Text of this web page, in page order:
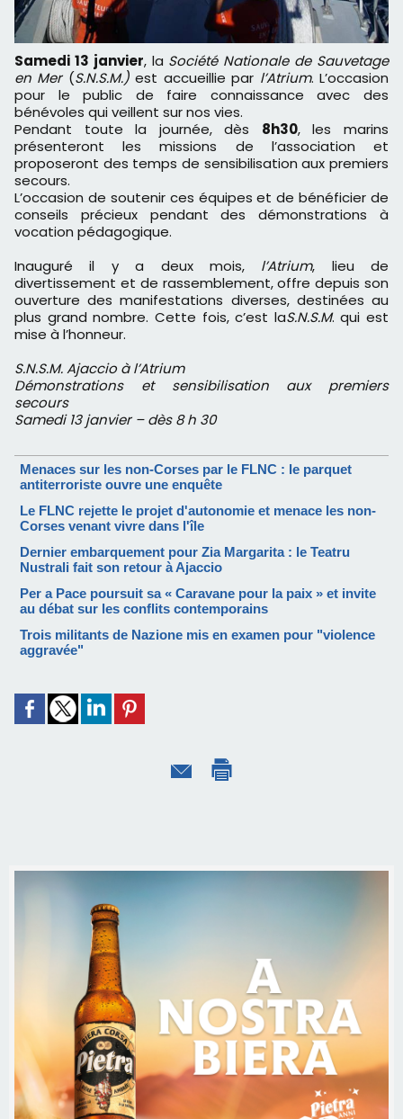
Samedi 13 janvier, la Société Nationale de Sauvetage
en Mer(S.N.S.M.)est accueillie par l’Atrium. L’occasion
pour le public de faire connaissance avec des
bénévoles qui veillent sur nos vies.
Pendant toute la journée, dès 8h30, les marins
présenteront les missions de l’association et
proposeront des temps de sensibilisation aux premiers
secours.
L’occasion de soutenir ces équipes et de bénéficier de
conseils précieux pendant des démonstrations à
vocation pédagogique.
Inauguré il y a deux mois, l’Atrium, lieu de
divertissement et de rassemblement, offre depuis son
ouverture des manifestations diverses, destinées au
plus grand nombre. Cette fois, c’est laS.N.S.M. qui est
mise à l’honneur.
S.N.S.M. Ajaccio à l’Atrium
Démonstrations et sensibilisation aux premiers
secours
Samedi 13 janvier – dès 8 h 30
Menaces sur les non-Corses par le FLNC : le parquet
antiterroriste ouvre une enquête
Le FLNC rejette le projet d'autonomie et menace les non-
Corses venant vivre dans l'île
Dernier embarquement pour Zia Margarita : le Teatru
Nustrali fait son retour à Ajaccio
Per a Pace poursuit sa « Caravane pour la paix » et invite
au débat sur les conflits contemporains
Trois militants de Nazione mis en examen pour "violence
aggravée"